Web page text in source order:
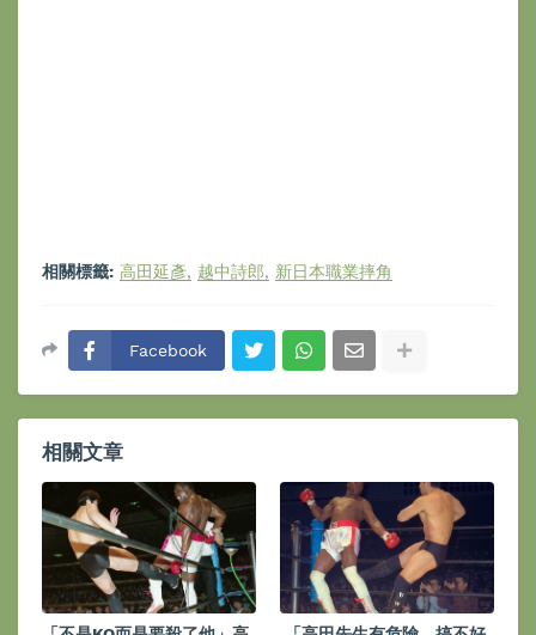
相關標籤: 高田延彥 越中詩郎 新日本職業摔角
Facebook
相關文章